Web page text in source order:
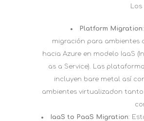
Platform Migration
migración para ambientes
hacia Azure en modelo IaaS
as a Service). Las
incluyen bare metal así
ambientes virtualizadon tanto
IaaS to PaaS Migration: